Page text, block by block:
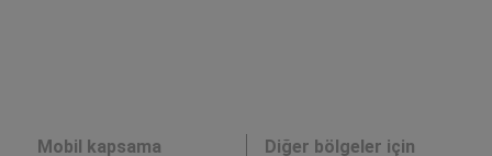
Mobil kapsama
Diğer bölgeler için